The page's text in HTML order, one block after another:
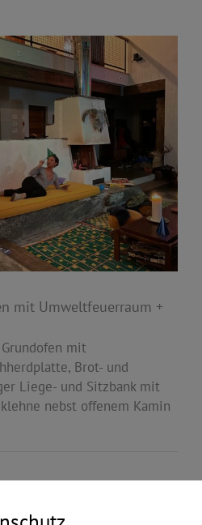
mit Umweltfeuerraum +
mit
Brot- und
Liege- und Sitzbank mit
nebst offenem Kamin